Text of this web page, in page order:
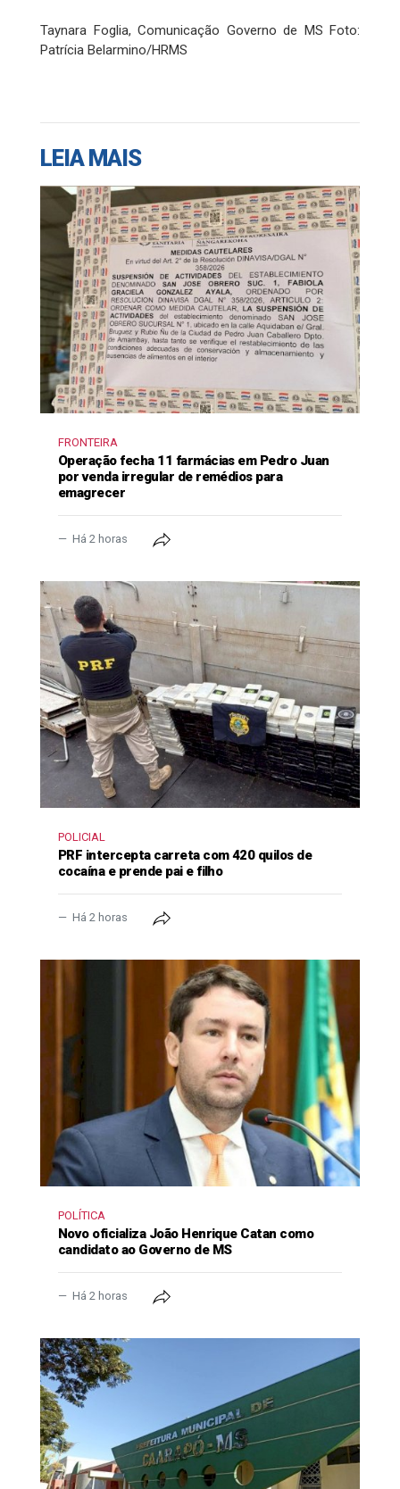
Taynara Foglia, Comunicação Governo de MS Foto:
Patrícia Belarmino/HRMS
LEIA MAIS
FRONTEIRA
Operação fecha 11 farmácias em Pedro Juan
por venda irregular de remédios para
emagrecer
Há 2 horas
POLICIAL
PRF intercepta carreta com 420 quilos de
cocaína e prende pai e filho
Há 2 horas
POLÍTICA
Novo oficializa João Henrique Catan como
candidato ao Governo de MS
Há 2 horas